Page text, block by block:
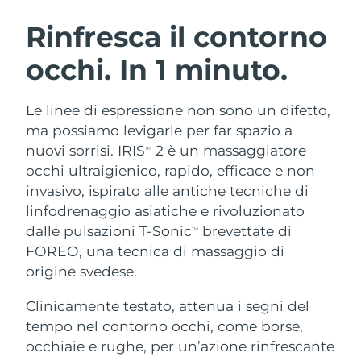
Rinfresca il contorno
occhi. In 1 minuto.
Le linee di espressione non sono un difetto,
ma possiamo levigarle per far spazio a
nuovi sorrisi. IRISTM
2 è un massaggiatore
occhi ultraigienico, rapido, efficace e non
invasivo, ispirato alle antiche tecniche di
linfodrenaggio asiatiche e rivoluzionato
dalle pulsazioni T-SonicTM
brevettate di
FOREO, una tecnica di massaggio di
origine svedese.
Clinicamente testato, attenua i segni del
tempo nel contorno occhi, come borse,
occhiaie e rughe, per un’azione rinfrescante
LUNA™ 4 pacchetto
Anti-aging massage
LUNA™ 4 Plus
Massage, LED heating
For men, anti-aging massage
BEAR™ 2 pacchetto
Microcurrent toning
BEAR™ 2 go
Microcurrent toning on-the-go
Microcurrent line smoothing device
Idratazione
UFO™ 3 pacchetto
Deep facial hydration
Near-infrared and red light therapy
device
Igiene orale
issa™ 4
Hybrid silicone sonic toothbrush
issa™ 4 plus
Smart hybrid silicone sonic toothbrush
TRATTAMENTI ANTI-AGE FAQ™
Anti-age Trattamenti LED
Austria Consegna stimata
Bahrein Consegna stimata
Belgio
Bermuda Consegna stimata
Bosnia ed
Erzegovina
Consegna stimata 8/12/26
Brunei Consegna stimata
Bulgaria
Canada Consegna stimata8/13/26
Cile Consegna stimata8/13/26